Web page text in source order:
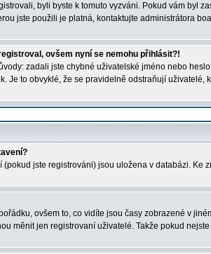
byli byste k tomuto vyzváni. Pokud vám byl
jste použili je platná, kontaktujte administrátora
ovšem nyní se nemohu přihlásit?!
zadali jste chybné uživatelské jméno nebo
Je to obvyklé, že se pravidelně odstraňují
(pokud jste registrováni) jsou uložena v databázi. Ke
ovšem to, co vidíte jsou časy zobrazené v
měnit jen registrovaní uživatelé. Takže pokud